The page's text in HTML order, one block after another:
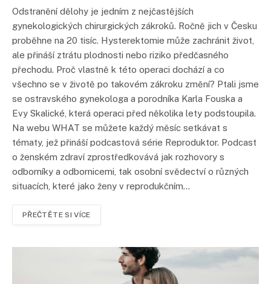
Odstranění dělohy je jedním z nejčastějších
gynekologických chirurgických zákroků. Ročně jich v Česku
proběhne na 20 tisíc. Hysterektomie může zachránit život,
ale přináší ztrátu plodnosti nebo riziko předčasného
přechodu. Proč vlastně k této operaci dochází a co
všechno se v životě po takovém zákroku změní? Ptali jsme
se ostravského gynekologa a porodníka Karla Fouska a
Evy Skalické, která operaci před několika lety podstoupila.
Na webu WHAT se můžete každý měsíc setkávat s
tématy, jež přináší podcastová série Reproduktor. Podcast
o ženském zdraví zprostředkovává jak rozhovory s
odborníky a odbornicemi, tak osobní svědectví o různých
situacích, které jako ženy v reprodukčním…
PŘEČTĚTE SI VÍCE